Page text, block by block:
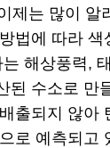
제는 많이 알
법에 따라
해상풍력,
된 수소로 만
출되지 않아
로 예측되고